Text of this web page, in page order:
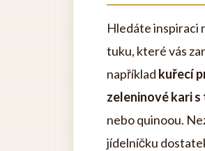
Hledáte inspiraci
tuku, které vás
například kuřecí
zeleninové kari
nebo quinoou.
jídelníčku